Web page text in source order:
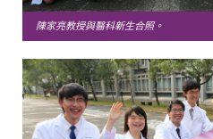
陳家亮教授與醫科新生合照。